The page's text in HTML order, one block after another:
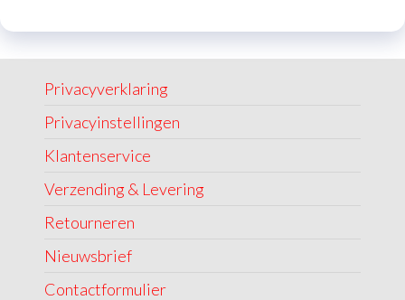
Privacyverklaring
Privacyinstellingen
Klantenservice
Verzending & Levering
Retourneren
Nieuwsbrief
Contactformulier